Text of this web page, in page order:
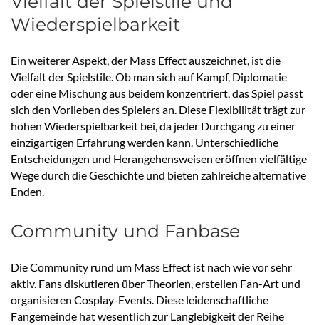
Wiederspielbarkeit
Ein weiterer Aspekt, der Mass Effect auszeichnet, ist die
Vielfalt der Spielstile. Ob man sich auf Kampf, Diplomatie
oder eine Mischung aus beidem konzentriert, das Spiel passt
sich den Vorlieben des Spielers an. Diese Flexibilität trägt zur
hohen Wiederspielbarkeit bei, da jeder Durchgang zu einer
einzigartigen Erfahrung werden kann. Unterschiedliche
Entscheidungen und Herangehensweisen eröffnen vielfältige
Wege durch die Geschichte und bieten zahlreiche alternative
Enden.
Community und Fanbase
Die Community rund um Mass Effect ist nach wie vor sehr
aktiv. Fans diskutieren über Theorien, erstellen Fan-Art und
organisieren Cosplay-Events. Diese leidenschaftliche
Fangemeinde hat wesentlich zur Langlebigkeit der Reihe